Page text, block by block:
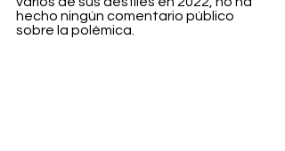
hecho ningún comentario público
sobre la polémica.